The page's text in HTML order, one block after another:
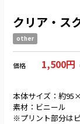
クリア・ス
other
価格 1,500円
本体サイズ：約
素材：ビニール
※プリント部分は